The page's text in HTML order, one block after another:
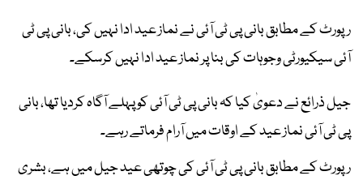
رپورٹ کے مطابق بانی پی ٹی آئی نے نماز عید ادا نہیں کی، بانی پی ٹی
آئی سیکیورٹی وجوہات کی بنا پر نماز عید ادا نہیں کرسکے۔
جیل ذرائع نے دعویٰ کیا کہ بانی پی ٹی آئی کو پہلے آگاہ کردیا تھا، بانی
پی ٹی آئی نماز عید کے اوقات میں آرام فرماتے رہے۔
رپورٹ کے مطابق بانی پی ٹی آئی کی چوتھی عید جیل میں ہے، بشری